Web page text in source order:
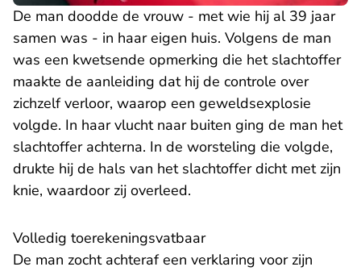
De man doodde de vrouw - met wie hij al 39 jaar
samen was - in haar eigen huis. Volgens de man
was een kwetsende opmerking die het slachtoffer
maakte de aanleiding dat hij de controle over
zichzelf verloor, waarop een geweldsexplosie
volgde. In haar vlucht naar buiten ging de man het
slachtoffer achterna. In de worsteling die volgde,
drukte hij de hals van het slachtoffer dicht met zijn
knie, waardoor zij overleed.
Volledig toerekeningsvatbaar
De man zocht achteraf een verklaring voor zijn